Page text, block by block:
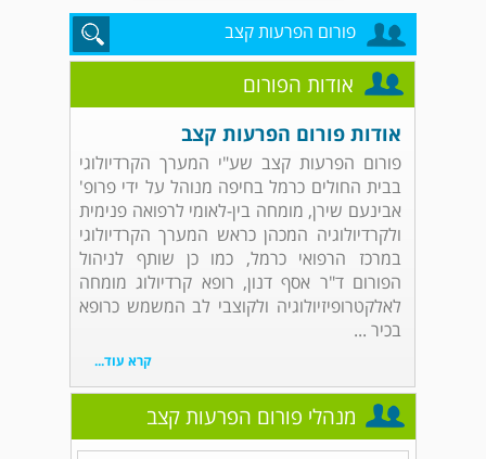
פורום הפרעות קצב
אודות הפורום
אודות פורום הפרעות קצב
פורום הפרעות קצב שע"י המערך הקרדיולוגי
בבית החולים כרמל בחיפה מנוהל על ידי פרופ'
אבינעם שירן, מומחה בין-לאומי לרפואה פנימית
ולקרדיולוגיה המכהן כראש המערך הקרדיולוגי
במרכז הרפואי כרמל, כמו כן שותף לניהול
הפורום ד"ר אסף דנון, רופא קרדיולוג מומחה
לאלקטרופיזיולוגיה ולקוצבי לב המשמש כרופא
בכיר ...
קרא עוד...
מנהלי פורום הפרעות קצב